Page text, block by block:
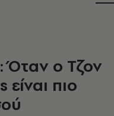
ο Τζον
πιο